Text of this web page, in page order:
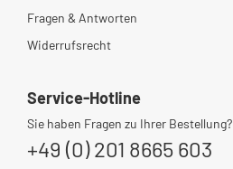
Fragen & Antworten
Widerrufsrecht
Service-Hotline
Sie haben Fragen zu Ihrer Bestellung?
+49 (0) 201 8665 603